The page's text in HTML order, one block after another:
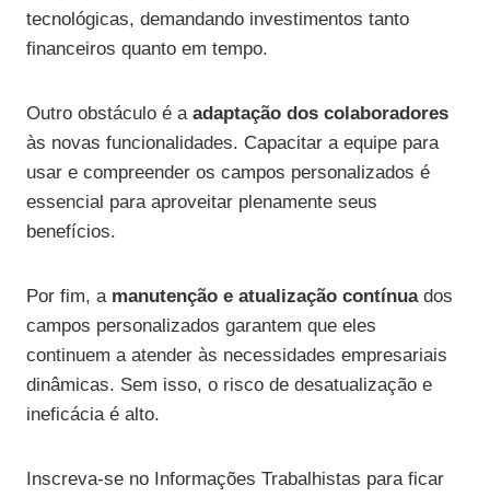
tecnológicas, demandando investimentos tanto
financeiros quanto em tempo.
Outro obstáculo é a adaptação dos colaboradores
às novas funcionalidades. Capacitar a equipe para
usar e compreender os campos personalizados é
essencial para aproveitar plenamente seus
benefícios.
Por fim, a manutenção e atualização contínuados
campos personalizados garantem que eles
continuem a atender às necessidades empresariais
dinâmicas. Sem isso, o risco de desatualização e
ineficácia é alto.
Inscreva-se no Informações Trabalhistas para ficar